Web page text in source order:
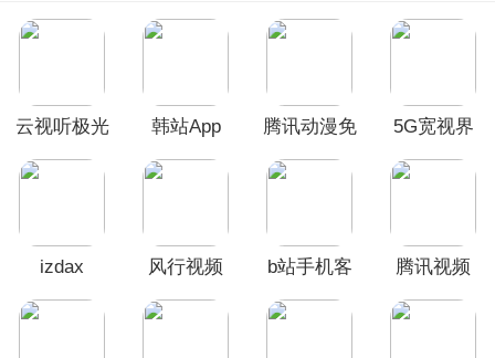
云视听极光
韩站App
腾讯动漫免
5G宽视界
izdax
风行视频
b站手机客
腾讯视频